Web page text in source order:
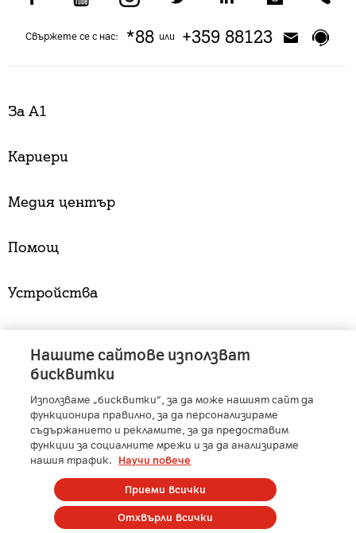
Свържете се с нас: *88или +359 88123
За А1
Кариери
Медия център
Помощ
Устройства
A1 Austria - A1 Croatia - A1 Serbia - A1 Belarus
A1 Bulgaria
- A1 Macedonia - A1 Slovenia
A1 Digital
- Member of A1 Group
Copyright © 2025 А1 България. | Protected by reCAPTCHA
Нашите сайтове използват
бисквитки
Използваме „бисквитки“, за да може нашият сайт да
функционира правилно, за да персонализираме
съдържанието и рекламите, за да предоставим
функции за социалните мрежи и за да анализираме
нашия трафик.
Научи повече
Отхвърли всички
Приеми всички